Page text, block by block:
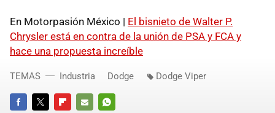
En Motorpasión México | El bisnieto de Walter P.
Chrysler está en contra de la unión de PSA y FCA y
hace una propuesta increíble
TEMAS Industria Dodge Dodge Viper